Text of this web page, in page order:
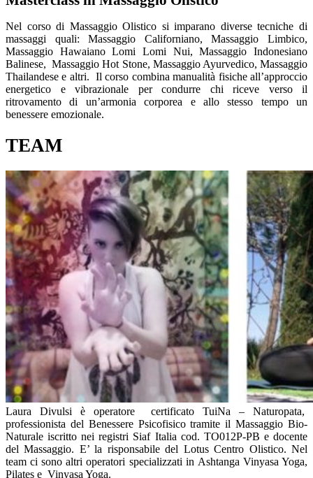
Nel corso di Massaggio Olistico si imparano diverse tecniche di
massaggi quali: Massaggio Californiano, Massaggio Limbico,
Massaggio Hawaiano Lomi Lomi Nui, Massaggio Indonesiano
Balinese, Massaggio Hot Stone, Massaggio Ayurvedico, Massaggio
Thailandese e altri. Il corso combina manualità fisiche all’approccio
energetico e vibrazionale per condurre chi riceve verso il
ritrovamento di un’armonia corporea e allo stesso tempo un
benessere emozionale.
TEAM
Laura Divulsi è operatore certificato TuiNa – Naturopata,
professionista del Benessere Psicofisico tramite il Massaggio Bio-
Naturale iscritto nei registri Siaf Italia cod. TO012P-PB e docente
del Massaggio. E’ la risponsabile del Lotus Centro Olistico. Nel
team ci sono altri operatori specializzati in Ashtanga Vinyasa Yoga,
Pilates e Vinyasa Yoga.